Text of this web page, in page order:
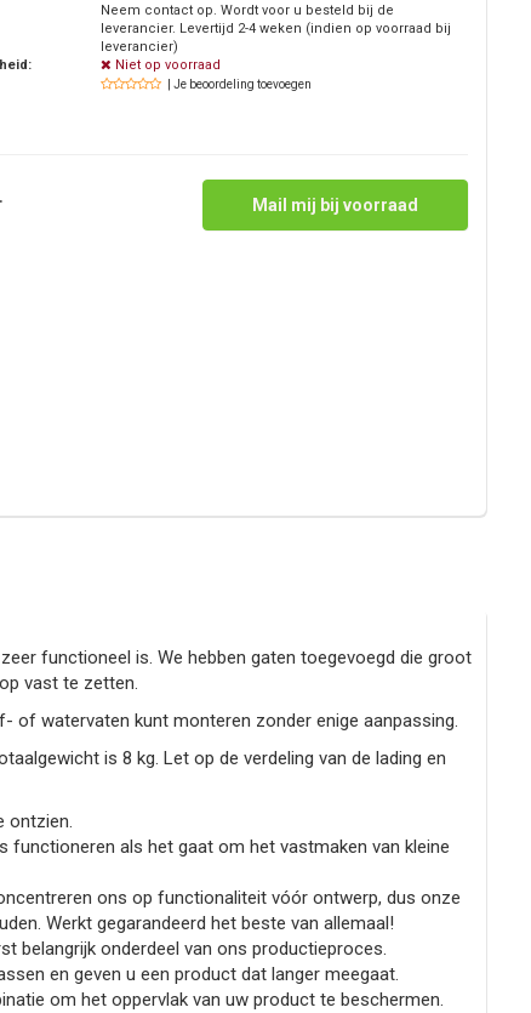
Neem contact op. Wordt voor u besteld bij de
leverancier. Levertijd 2-4 weken (indien op voorraad bij
leverancier)
Niet op voorraad
| Je beoordeling toevoegen
Mail mij bij voorraad
functioneel is. We hebben gaten toegevoegd die groot
vast te zetten.
of watervaten kunt monteren zonder enige aanpassing.
is 8 kg. Let op de verdeling van de lading en
ontzien.
functioneren als het gaat om het vastmaken van kleine
ons op functionaliteit vóór ontwerp, dus onze
Werkt gegarandeerd het beste van allemaal!
belangrijk onderdeel van ons productieproces.
en geven u een product dat langer meegaat.
om het oppervlak van uw product te beschermen.